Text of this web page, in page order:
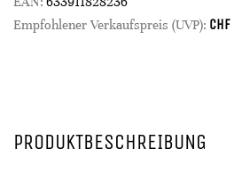
Empfohlener Verkaufspreis (UVP): CHF
PRODUKTBESCHREIBUNG